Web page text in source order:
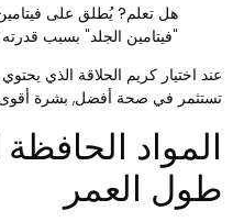
هل تعلم?
"فيتامين الجلد" بسبب قدرته
في صحة أفضل, بشرة أقوى.
الحافظة
العمر